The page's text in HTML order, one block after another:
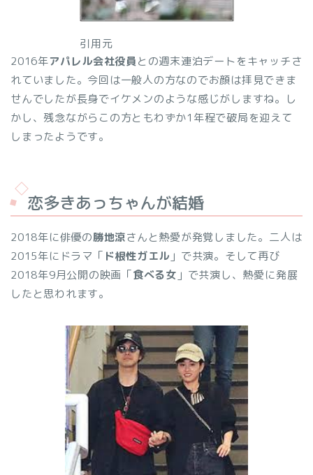
引用元
2016年アパレル会社役員との週末連泊デートをキャッチさ
れていました。今回は一般人の方なのでお顔は拝見できま
せんでしたが長身でイケメンのような感じがしますね。し
かし、残念ながらこの方ともわずか1年程で破局を迎えて
しまったようです。
恋多きあっちゃんが結婚
2018年に俳優の勝地涼さんと熱愛が発覚しました。二人は
2015年にドラマ「 ド根性ガエル 」で共演。そして再び
2018年9月公開の映画「食べる女 」で共演し、熱愛に発展
したと思われます。